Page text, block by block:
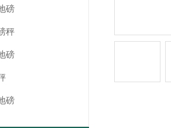
磅
秤
磅
磅